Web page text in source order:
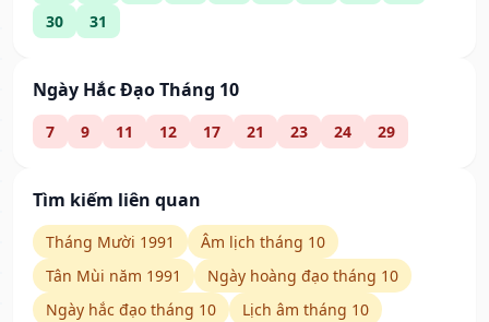
30
31
Ngày Hắc Đạo Tháng 10
7 9 11 12 17 21 23 24 29
Tìm kiếm liên quan
Tháng Mười 1991
Âm lịch tháng 10
Tân Mùi năm 1991
Ngày hoàng đạo tháng 10
Ngày hắc đạo tháng 10
Lịch âm tháng 10